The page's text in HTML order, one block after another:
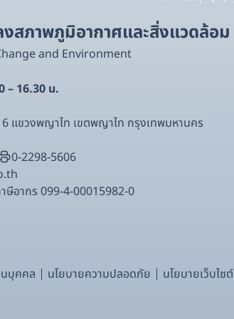
สภาพภูมิอากาศและสิ่งแวดล้อม
and Environment
– 16.30 น.
แขวงพญาไท เขตพญาไท กรุงเทพมหานคร
0-2298-5606
ษีอากร 099-4-00015982-0
บุคคล นโยบายความปลอดภัย นโยบายเว็บไซต์